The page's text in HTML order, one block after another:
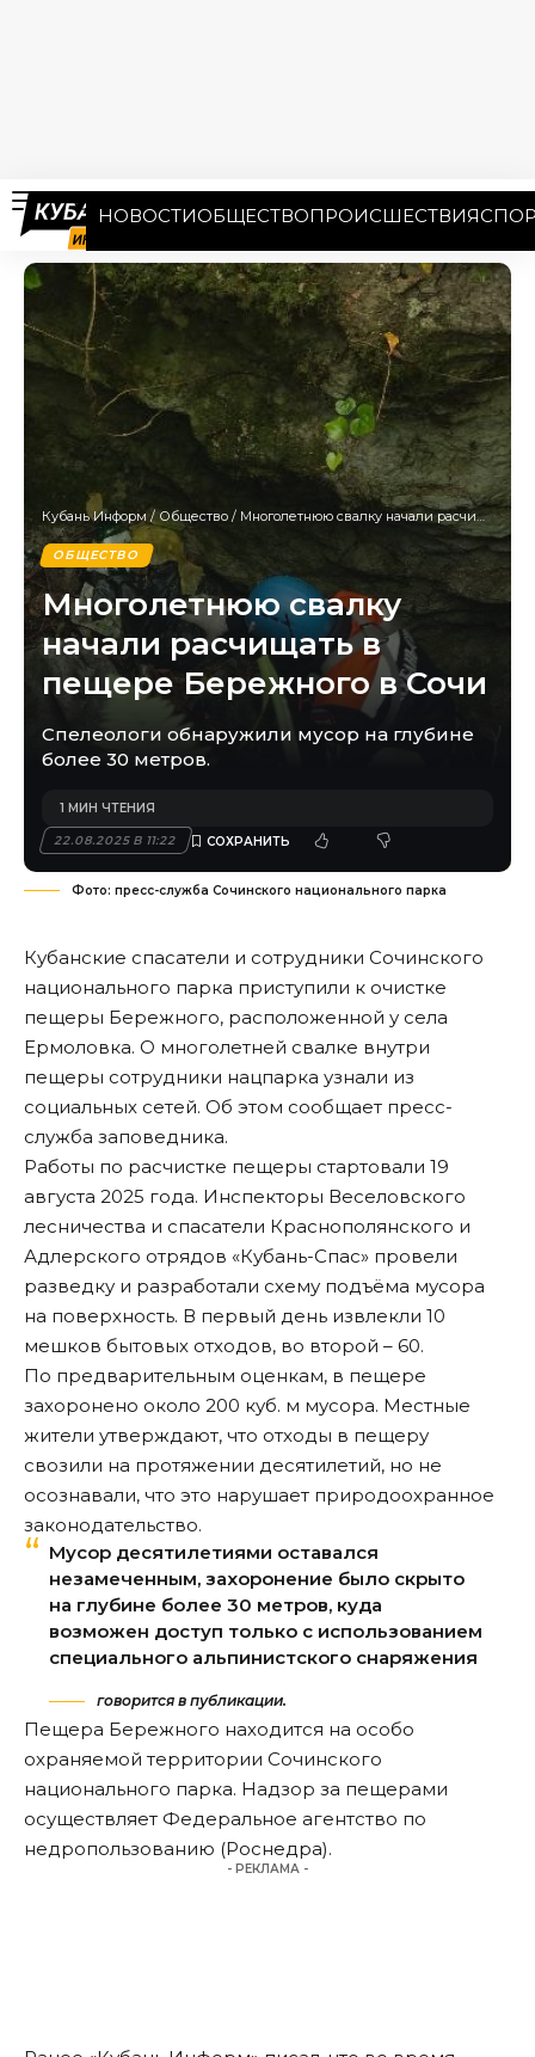
НОВОСТИОБЩЕСТВОПРОИСШЕСТВИЯ
Кубань Информ / Общество / Многолетнюю свалку начали расчищать в пещере Бережного в Сочи
ОБЩЕСТВО
Многолетнюю свалку
начали расчищать в
пещере Бережного в Сочи
Спелеологи обнаружили мусор на глубине
более 30 метров.
22.08.2025 В 11:22
1 МИН ЧТЕНИЯ
Фото: пресс-служба Сочинского национального парка
Кубанские спасатели и сотрудники Сочинского
национального парка приступили к очистке
пещеры Бережного, расположенной у села
Ермоловка. О многолетней свалке внутри
пещеры сотрудники нацпарка узнали из
социальных сетей. Об этом сообщает пресс-
служба заповедника.
Работы по расчистке пещеры стартовали 19
августа 2025 года. Инспекторы Веселовского
лесничества и спасатели Краснополянского и
Адлерского отрядов «Кубань-Спас» провели
разведку и разработали схему подъёма мусора
на поверхность. В первый день извлекли 10
мешков бытовых отходов, во второй – 60.
По предварительным оценкам, в пещере
захоронено около 200 куб. м мусора. Местные
жители утверждают, что отходы в пещеру
свозили на протяжении десятилетий, но не
осознавали, что это нарушает природоохранное
законодательство.
Мусор десятилетиями оставался
незамеченным, захоронение было скрыто
на глубине более 30 метров, куда
возможен доступ только с использованием
специального альпинистского снаряжения
говорится в публикации.
Пещера Бережного находится на особо
охраняемой территории Сочинского
национального парка. Надзор за пещерами
осуществляет Федеральное агентство по
недропользованию (Роснедра).
- РЕКЛАМА -